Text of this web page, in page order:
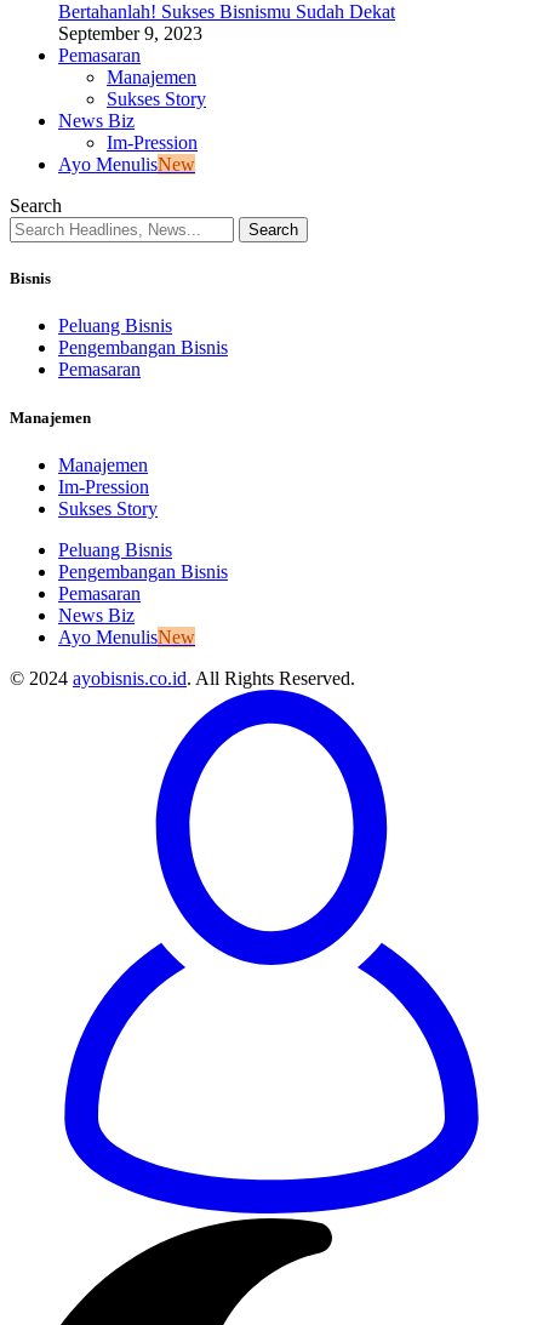
Bertahanlah! Sukses Bisnismu Sudah Dekat
September 9, 2023
Pemasaran
Manajemen
Sukses Story
News Biz
Im-Pression
Ayo MenulisNew
Search
Bisnis
Peluang Bisnis
Pengembangan Bisnis
Pemasaran
Manajemen
Manajemen
Im-Pression
Sukses Story
Peluang Bisnis
Pengembangan Bisnis
Pemasaran
News Biz
Ayo MenulisNew
© 2024 ayobisnis.co.id. All Rights Reserved.